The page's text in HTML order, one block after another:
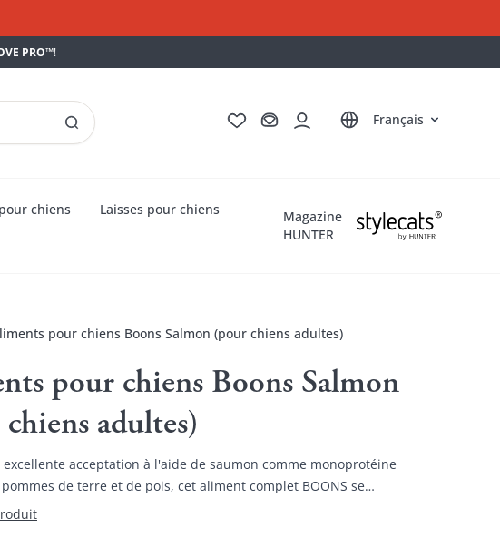
PRO™!
Deutsch
English
Italiano
Nederlands
Français
chiens
Laisses pour chiens
Magazine
HUNTER
pour chiens Boons Salmon (pour chiens adultes)
pour chiens Boons Salmon
adultes)
excellente acceptation à l'aide de saumon comme monoprotéine
de terre et de pois, cet aliment complet BOONS se